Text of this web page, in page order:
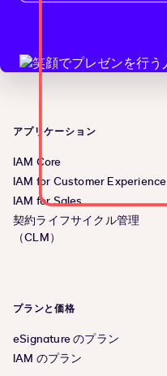
アプリケーション
IAM Core
IAM for Customer Experience
IAM for Sales
契約ライフサイクル管理
（CLM）
プランと価格
eSignature のプラン
IAM のプラン